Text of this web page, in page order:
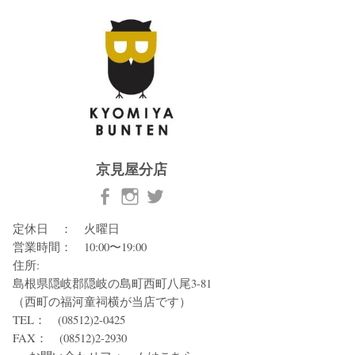
京見屋分店
定休日 ： 火曜日
営業時間： 10:00〜19:00
住所:
島根県隠岐郡隠岐の島町西町八尾3-81
（西町の福河童祠横が当店です）
TEL： (08512)2-0425
FAX： (08512)2-2930